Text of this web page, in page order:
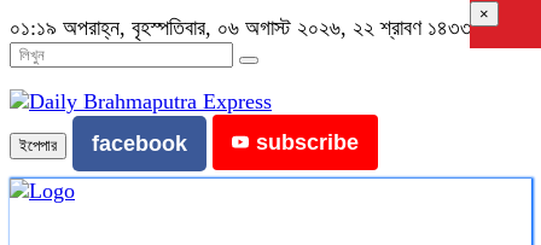
০১:১৯ অপরাহ্ন, বৃহস্পতিবার, ০৬ অগাস্ট ২০২৬, ২২ শ্রাবণ ১৪৩৩ বঙ্গাব্দ
ইপেপার facebook subscribe
×